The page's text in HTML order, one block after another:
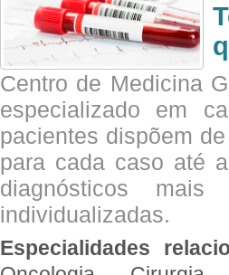
Centro de Medicina
especializado em
pacientes dispõem
para cada caso até
diagnósticos
individualizadas.
Especialidades